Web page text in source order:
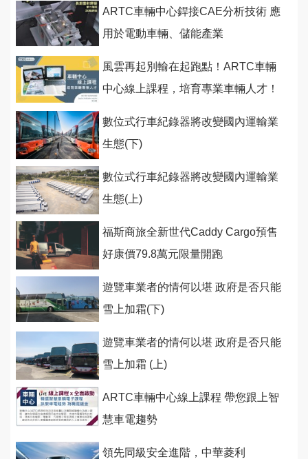
ARTC車輛中心銲接CAE分析技術 應
用於電動車輛、儲能產業
風雲再起別輸在起跑點！ARTC車輛
中心線上課程，培育專業車輛人才！
數位式行車紀錄器將改變國內運輸業
生態(下)
數位式行車紀錄器將改變國內運輸業
生態(上)
福斯商旅全新世代Caddy Cargo預售
好康價79.8萬元限量開跑
遊覽車業者的情何以堪 政府是否只能
雪上加霜(下)
遊覽車業者的情何以堪 政府是否只能
雪上加霜 (上)
ARTC車輛中心線上課程 帶您跟上智
慧車電趨勢
領先同級安全進階，中華菱利